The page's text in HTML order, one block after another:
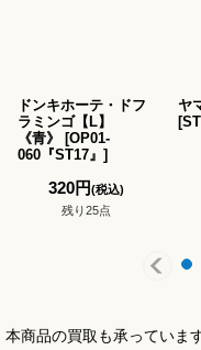
ドンキホーテ・ドフ
ラミンゴ【L】
《青》
[OP01-
060『ST17』 ]
320円(税込)
残り25点
ヤ
[
本商品の買取も承っていま